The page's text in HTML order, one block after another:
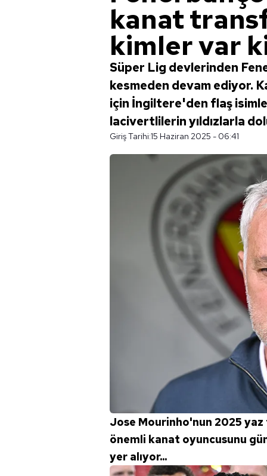
kanat
kimler var
Süper Lig devlerinden
kesmeden devam ediyor.
için İngiltere'den flaş
lacivertlilerin yıldızlarla
Giriş Tarihi:15 Haziran 2025 - 06:41
Jose Mourinho'nun 2025
önemli kanat oyuncusunu
yer alıyor...